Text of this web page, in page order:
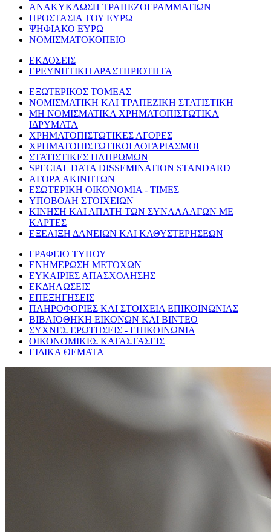
ΑΝΑΚΥΚΛΩΣΗ ΤΡΑΠΕΖΟΓΡΑΜΜΑΤΙΩΝ
ΠΡΟΣΤΑΣΙΑ ΤΟΥ ΕΥΡΩ
ΨΗΦΙΑΚΟ ΕΥΡΩ
ΝΟΜΙΣΜΑΤΟΚΟΠΕΙΟ
ΕΚΔΟΣΕΙΣ
ΕΡΕΥΝΗΤΙΚΗ ΔΡΑΣΤΗΡΙΟΤΗΤΑ
ΕΞΩΤΕΡΙΚΟΣ ΤΟΜΕΑΣ
ΝΟΜΙΣΜΑΤΙΚΗ ΚΑΙ ΤΡΑΠΕΖΙΚΗ ΣΤΑΤΙΣΤΙΚΗ
ΜΗ ΝΟΜΙΣΜΑΤΙΚΑ ΧΡΗΜΑΤΟΠΙΣΤΩΤΙΚΑ
ΙΔΡΥΜΑΤΑ
ΧΡΗΜΑΤΟΠΙΣΤΩΤΙΚΕΣ ΑΓΟΡΕΣ
ΧΡΗΜΑΤΟΠΙΣΤΩΤΙΚΟΙ ΛΟΓΑΡΙΑΣΜΟΙ
ΣΤΑΤΙΣΤΙΚΕΣ ΠΛΗΡΩΜΩΝ
SPECIAL DATA DISSEMINATION STANDARD
ΑΓΟΡΑ ΑΚΙΝΗΤΩΝ
ΕΣΩΤΕΡΙΚΗ ΟΙΚΟΝΟΜΙΑ - ΤΙΜΕΣ
ΥΠΟΒΟΛΗ ΣΤΟΙΧΕΙΩΝ
ΚΙΝΗΣΗ ΚΑΙ ΑΠΑΤΗ ΤΩΝ ΣΥΝΑΛΛΑΓΩΝ ΜΕ
ΚΑΡΤΕΣ
ΕΞΕΛΙΞΗ ΔΑΝΕΙΩΝ ΚΑΙ ΚΑΘΥΣΤΕΡΗΣΕΩΝ
ΓΡΑΦΕΙΟ ΤΥΠΟΥ
ΕΝΗΜΕΡΩΣΗ ΜΕΤΟΧΩΝ
ΕΥΚΑΙΡΙΕΣ ΑΠΑΣΧΟΛΗΣΗΣ
ΕΚΔΗΛΩΣΕΙΣ
ΕΠΕΞΗΓΗΣΕΙΣ
ΠΛΗΡΟΦΟΡΙΕΣ ΚΑΙ ΣΤΟΙΧΕΙΑ ΕΠΙΚΟΙΝΩΝΙΑΣ
ΒΙΒΛΙΟΘΗΚΗ ΕΙΚΟΝΩΝ ΚΑΙ ΒΙΝΤΕΟ
ΣΥΧΝΕΣ ΕΡΩΤΗΣΕΙΣ - ΕΠΙΚΟΙΝΩΝΙΑ
ΟΙΚΟΝΟΜΙΚΕΣ ΚΑΤΑΣΤΑΣΕΙΣ
ΕΙΔΙΚΑ ΘΕΜΑΤΑ